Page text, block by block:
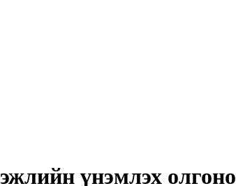
үнэмлэх олгоно